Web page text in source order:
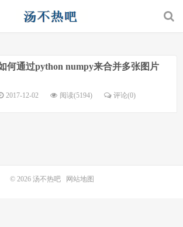
何通过python numpy来合并多张图片
2017-12-02 阅读(5194) 评论(0)
© 2026 汤不热吧 网站地图